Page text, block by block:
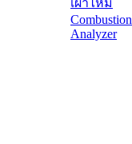
เผาไหม้
Combustion
Analyzer